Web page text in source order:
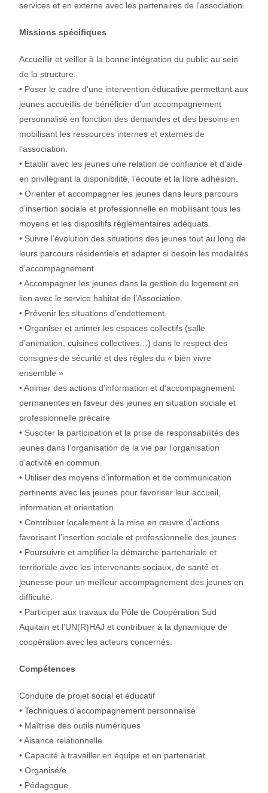
services et en externe avec les partenaires de l’association.
Missions spécifiques
Accueillir et veiller à la bonne intégration du public au sein
de la structure.
• Poser le cadre d’une intervention éducative permettant aux
jeunes accueillis de bénéficier d’un accompagnement
personnalisé en fonction des demandes et des besoins en
mobilisant les ressources internes et externes de
l’association.
• Etablir avec les jeunes une relation de confiance et d’aide
en privilégiant la disponibilité, l’écoute et la libre adhésion.
• Orienter et accompagner les jeunes dans leurs parcours
d’insertion sociale et professionnelle en mobilisant tous les
moyens et les dispositifs réglementaires adéquats.
• Suivre l’évolution des situations des jeunes tout au long de
leurs parcours résidentiels et adapter si besoin les modalités
d’accompagnement
• Accompagner les jeunes dans la gestion du logement en
lien avec le service habitat de l’Association.
• Prévenir les situations d’endettement.
• Organiser et animer les espaces collectifs (salle
d’animation, cuisines collectives…) dans le respect des
consignes de sécurité et des règles du « bien vivre
ensemble »
• Animer des actions d’information et d’accompagnement
permanentes en faveur des jeunes en situation sociale et
professionnelle précaire
• Susciter la participation et la prise de responsabilités des
jeunes dans l’organisation de la vie par l’organisation
d’activité en commun.
• Utiliser des moyens d’information et de communication
pertinents avec les jeunes pour favoriser leur accueil,
information et orientation.
• Contribuer localement à la mise en œuvre d’actions
favorisant l’insertion sociale et professionnelle des jeunes
• Poursuivre et amplifier la démarche partenariale et
territoriale avec les intervenants sociaux, de santé et
jeunesse pour un meilleur accompagnement des jeunes en
difficulté.
• Participer aux travaux du Pôle de Coopération Sud
Aquitain et l’UN(R)HAJ et contribuer à la dynamique de
coopération avec les acteurs concernés.
Compétences
Conduite de projet social et éducatif
• Techniques d’accompagnement personnalisé
• Maîtrise des outils numériques
• Aisance relationnelle
• Capacité à travailler en équipe et en partenariat
• Organisé/e
• Pédagogue